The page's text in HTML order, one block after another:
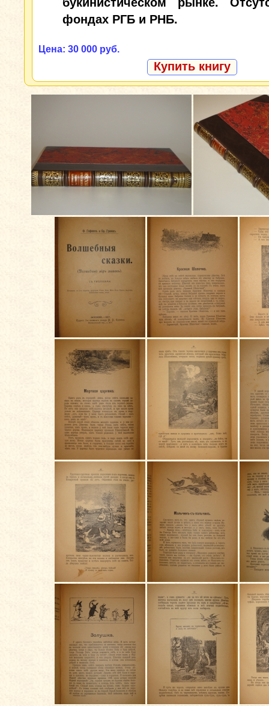
фондах РГБ и РНБ.
Цена: 30 000 руб.
Купить книгу